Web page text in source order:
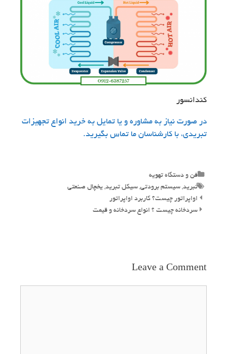
کندانسور
در صورت نیاز به مشاوره و یا تمایل به خرید انواع تجهیزات
تبریدی، با کارشناسان ما تماس بگیرید.
Categories
فن و دستگاه تهویه
Tags
تبرید, سیستم برودتی, سیکل تبرید, یخچال صنعتی
Post
navigation
اواپراتور چیست؟ کاربرد اواپراتور
سردخانه چیست ؟ انواع سردخانه و قیمت
Leave a Comment